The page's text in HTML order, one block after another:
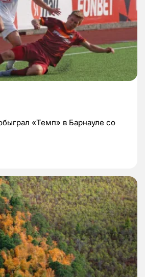
«Темп» в Барнауле со